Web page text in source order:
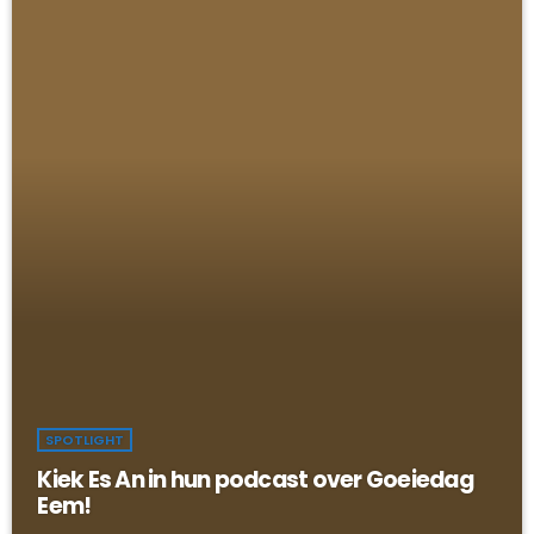
SPOTLIGHT
Kiek Es An in hun podcast over Goeiedag
Eem!